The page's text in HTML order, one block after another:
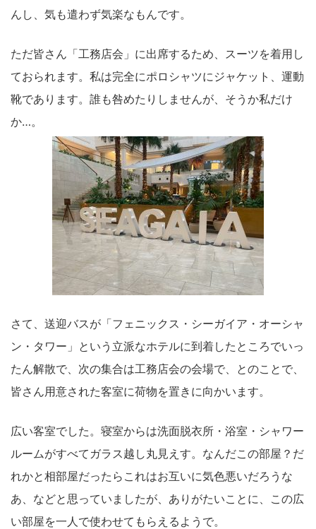
んし、気も遣わず気楽なもんです。
ただ皆さん「工務店会」に出席するため、スーツを着用し
ておられます。私は完全にポロシャツにジャケット、運動
靴であります。誰も咎めたりしませんが、そうか私だけ
か…。
さて、送迎バスが「フェニックス・シーガイア・オーシャ
ン・タワー」という立派なホテルに到着したところでいっ
たん解散で、次の集合は工務店会の会場で、とのことで、
皆さん用意された客室に荷物を置きに向かいます。
広い客室でした。寝室からは洗面脱衣所・浴室・シャワー
ルームがすべてガラス越し丸見えす。なんだこの部屋？だ
れかと相部屋だったらこれはお互いに気色悪いだろうな
あ、などと思っていましたが、ありがたいことに、この広
い部屋を一人で使わせてもらえるようで。